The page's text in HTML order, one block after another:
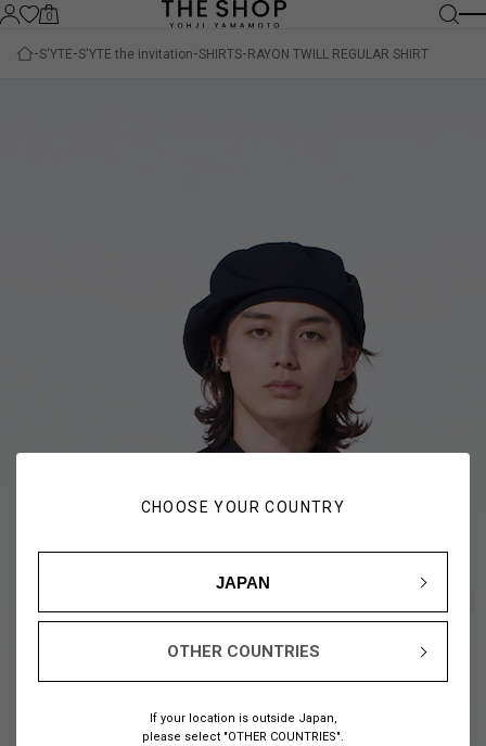
CHOOSE YOUR COUNTRY
JAPAN
OTHER COUNTRIES
If your location is outside Japan,
please select "OTHER COUNTRIES".
0
S'YTE S'YTE the invitation SHIRTS RAYON TWILL REGULAR SHIRT